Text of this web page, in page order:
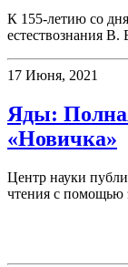
К 155-летию со
естествознания
17 Июня, 2021
Яды:
«Новичка»
Центр науки
чтения с помощью